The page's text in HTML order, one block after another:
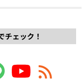
チェック！